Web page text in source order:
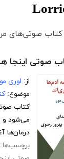
کتاب صوتی‌های
صوتی اینجا
از: لوری
موضوع:
کتاب
می‌شود و
درمان‌ها
برچسب‌ها: